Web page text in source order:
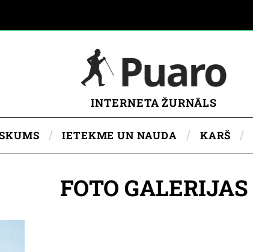
INTERNETA ŽURNĀLS
IETEKME UN NAUDA KARŠ
FOTO GALERIJAS